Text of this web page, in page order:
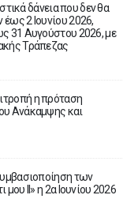
δάνεια που δεν θα
2 Ιουνίου 2026,
31 Αυγούστου 2026, με
Τράπεζας
η πρόταση
Ανάκαμψης και
των
ΙΙ» η 2α Ιουνίου 2026